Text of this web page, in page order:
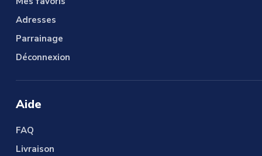
Adresses
Parrainage
Déconnexion
Aide
FAQ
Livraison